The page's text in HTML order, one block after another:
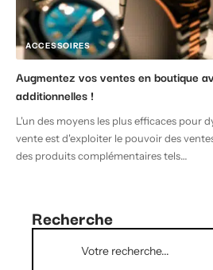
ACCESSOIRES
Augmentez vos ventes en boutique
additionnelles !
L'un des moyens les plus efficaces pour
vente est d'exploiter le pouvoir des
des produits complémentaires tels…
Recherche